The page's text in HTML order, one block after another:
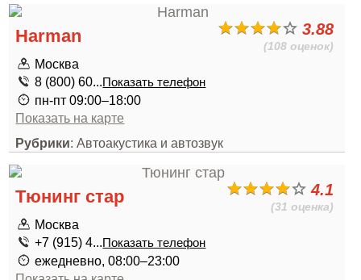
3.88
(108 оценок)
Harman
Москва
8 (800) 60...Показать телефон
пн-пт 09:00–18:00
Показать на карте
Рубрики: Автоакустика и автозвук
4.1
(31 оценка)
Тюнинг стар
Москва
+7 (915) 4...Показать телефон
ежедневно, 08:00–23:00